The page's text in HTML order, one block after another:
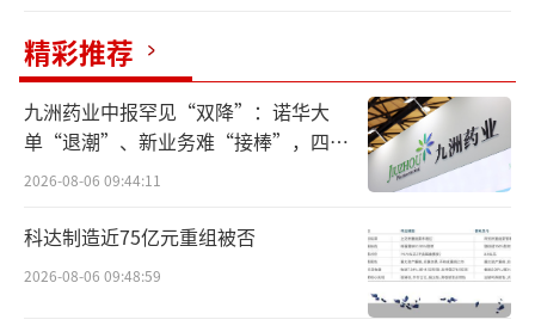
精彩推荐
九洲药业中报罕见“双降”：诺华大
单“退潮”、新业务难“接棒”，四大
难关待闯
2026-08-06 09:44:11
科达制造近75亿元重组被否
2026-08-06 09:48:59